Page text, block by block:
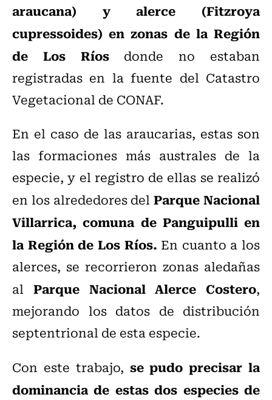
araucana) y alerce (Fitzroya
cupressoides) en zonas de la Región
de Los Ríosdonde no estaban
registradas en la fuente del Catastro
Vegetacional de CONAF.
En el caso de las araucarias, estas son
las formaciones más australes de la
especie, y el registro de ellas se realizó
en los alrededores delParque Nacional
Villarrica, comuna de Panguipulli en
la Región de Los Ríos. En cuanto a los
alerces, se recorrieron zonas aledañas
al Parque Nacional Alerce Costero,
mejorando los datos de distribución
septentrional de esta especie.
Con este trabajo, se pudo precisar la
dominancia de estas dos especies de